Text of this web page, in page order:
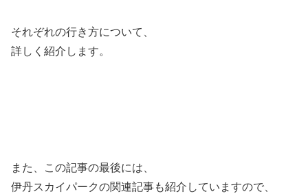
それぞれの行き方について、
詳しく紹介します。
また、この記事の最後には、
伊丹スカイパークの関連記事も紹介していますので、